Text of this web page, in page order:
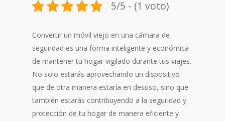
5/5 - (1 voto)
Convertir un móvil viejo en una cámara de
seguridad es una forma inteligente y económica
de mantener tu hogar vigilado durante tus viajes.
No solo estarás aprovechando un dispositivo
que de otra manera estaría en desuso, sino que
también estarás contribuyendo a la seguridad y
protección de tu hogar de manera eficiente y